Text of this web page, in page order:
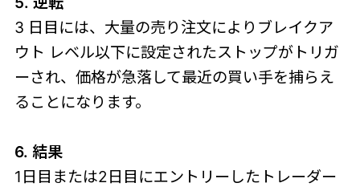
3 日目には、大量の売り注文によりブレイクア
ウト レベル以下に設定されたストップがトリガ
ーされ、価格が急落して最近の買い手を捕らえ
ることになります。
6. 結果
1日目または2日目にエントリーしたトレーダー